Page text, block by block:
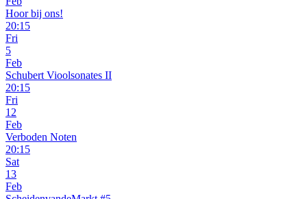
Hoor bij ons!
20:15
Fri
5
Feb
Schubert Vioolsonates II
20:15
Fri
12
Feb
Verboden Noten
20:15
Sat
13
Feb